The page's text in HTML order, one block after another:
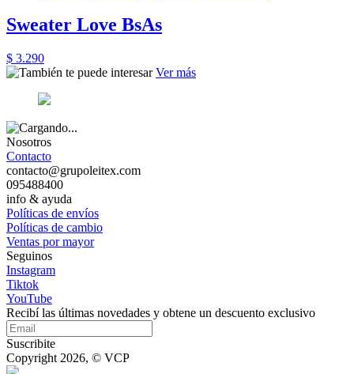
Sweater Love BsAs
$ 3.290
Ver más
Nosotros
Contacto
contacto@grupoleitex.com
095488400
info & ayuda
Políticas de envíos
Políticas de cambio
Ventas por mayor
Seguinos
Instagram
Tiktok
YouTube
Recibí las últimas novedades y obtene un descuento exclusivo
Suscribite
Copyright 2026, © VCP